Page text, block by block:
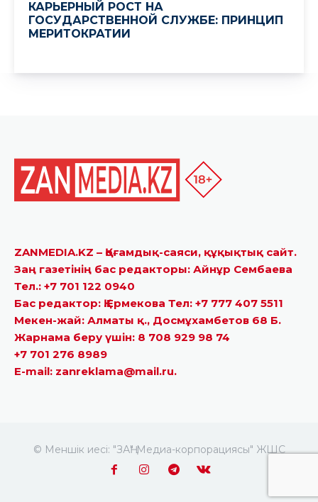
ZANMEDIA.KZ – Қоғамдық-саяси, құқықтық сайт.
Заң газетінің бас редакторы: Айнұр Сембаева
Тел.: +7 701 122 0940
Бас редактор: Қ.Ермекова Тел: +7 777 407 5511
Мекен-жай: Алматы қ., Досмұхамбетов 68 Б.
Жарнама беру үшін: 8 708 929 98 74
+7 701 276 8989
E-mail: zanreklama@mail.ru.
© Меншік иесі: "ЗАҢ" Медиа-корпорациясы" ЖШС